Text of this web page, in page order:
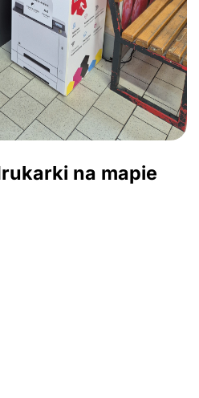
na mapie